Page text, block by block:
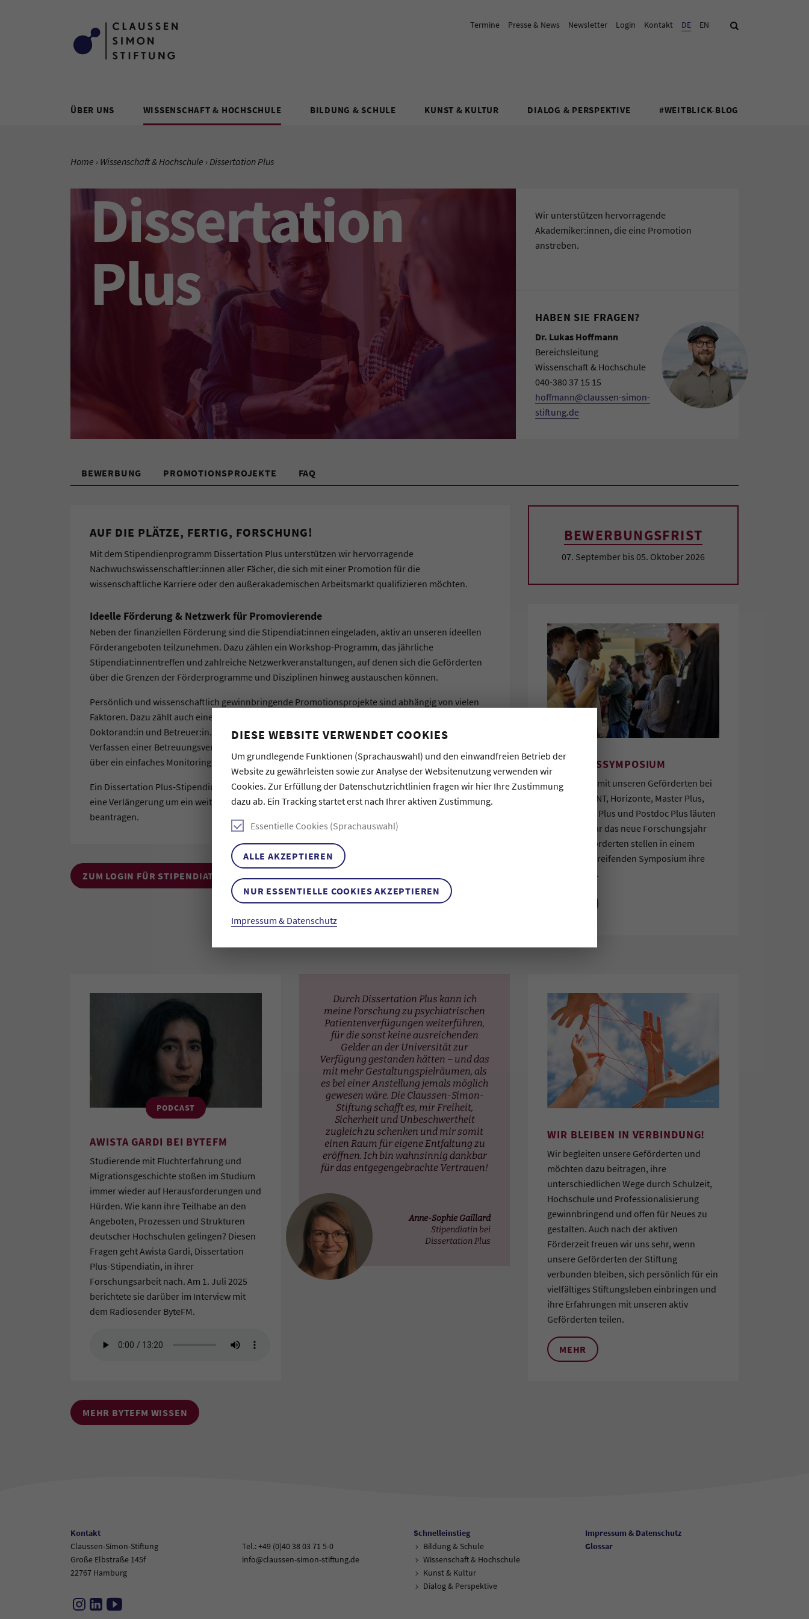
DIESE WEBSITE VERWENDET COOKIES
Um grundlegende Funktionen (Sprachauswahl) und den einwandfreien Betrieb der
Website zu gewährleisten sowie zur Analyse der Websitenutzung verwenden wir
Cookies. Zur Erfüllung der Datenschutzrichtlinien fragen wir hier Ihre Zustimmung
dazu ab. Ein Tracking startet erst nach Ihrer aktiven Zustimmung.
Essentielle Cookies (Sprachauswahl)
ALLE AKZEPTIEREN
NUR ESSENTIELLE COOKIES AKZEPTIEREN
Impressum & Datenschutz
Termine Presse & News Newsletter Login Kontakt Aktuelle Sprache:
DE EN Suche
ÜBER UNS WISSENSCHAFT & HOCHSCHULE BILDUNG & SCHULE KUNST & KULTUR DIALOG & PERSPEKTIVE #WEITBLICK-BLOG
SIE BEFINDEN SICH HIER:
Home Wissenschaft & Hochschule Aktuelle Seite:
Dissertation Plus
Dissertation
Plus
Wir unterstützen hervorragende
Akademiker:innen, die eine Promotion
anstreben.
HABEN SIE FRAGEN?
Dr. Lukas Hoffmann
Bereichsleitung
Wissenschaft & Hochschule
040-380 37 15 15
hoffmann@claussen-simon-
stiftung.de
BEWERBUNG PROMOTIONSPROJEKTE FAQ
AUF DIE PLÄTZE, FERTIG, FORSCHUNG!
Mit dem Stipendienprogramm Dissertation Plus unterstützen wir hervorragende
Nachwuchswissenschaftler:innen aller Fächer, die sich mit einer Promotion für die
wissenschaftliche Karriere oder den außerakademischen Arbeitsmarkt qualifizieren möchten.
Ideelle Förderung & Netzwerk für Promovierende
Neben der finanziellen Förderung sind die Stipendiat:innen eingeladen, aktiv an unseren ideellen
Förderangeboten teilzunehmen. Dazu zählen ein Workshop-Programm, das jährliche
Stipendiat:innentreffen und zahlreiche Netzwerkveranstaltungen, auf denen sich die Geförderten
über die Grenzen der Förderprogramme und Disziplinen hinweg austauschen können.
Persönlich und wissenschaftlich gewinnbringende Promotionsprojekte sind abhängig von vielen
Faktoren. Dazu zählt auch eine gute, dialogorientierte und engagiert gelebte Beziehung zwischen
Doktorand:in und Betreuer:in. Wir bieten den Beteiligten daher einen festen Rahmen für das
Verfassen einer Betreuungsvereinbarung und ermöglichen ihnen, die Qualität der Zusammenarbeit
über ein einfaches Monitoring-System beiderseitig zu reflektieren.
Ein Dissertation Plus-Stipendium wird in der Regel für zwei Jahre gewährt. Die Geförderten können
eine Verlängerung um ein weiteres Jahr sechs Monate vor Ende des zweiten Förderjahres
beantragen.
ZUM LOGIN FÜR STIPENDIATEN:INNEN ZUR BEWERBUNG FAQ
BEWERBUNGSFRIST
07. September bis 05. Oktober 2026
NEUJAHRSSYMPOSIUM
Gemeinsam mit unseren Geförderten bei
B-First, B-MINT, Horizonte, Master Plus,
Dissertation Plus und Postdoc Plus läuten
wir im Januar das neue Forschungsjahr
ein. Die Geförderten stellen in einem
fächerübergreifenden Symposium ihre
Arbeiten vor.
PODCAST
AWISTA GARDI BEI BYTEFM
Studierende mit Fluchterfahrung und
Migrationsgeschichte stoßen im Studium
immer wieder auf Herausforderungen und
Hürden. Wie kann ihre Teilhabe an den
Angeboten, Prozessen und Strukturen
deutscher Hochschulen gelingen? Diesen
Fragen geht Awista Gardi, Dissertation
Plus-Stipendiatin, in ihrer
Forschungsarbeit nach. Am 1. Juli 2025
berichtete sie darüber im Interview mit
dem Radiosender ByteFM.
MEHR BYTEFM WISSEN
Durch Dissertation Plus kann ich
meine Forschung zu psychiatrischen
Patientenverfügungen weiterführen,
für die sonst keine ausreichenden
Gelder an der Universität zur
Verfügung gestanden hätten – und das
mit mehr Gestaltungspielräumen, als
es bei einer Anstellung jemals möglich
gewesen wäre. Die Claussen-Simon-
Stiftung schafft es, mir Freiheit,
Sicherheit und Unbeschwertheit
zugleich zu schenken und mir somit
einen Raum für eigene Entfaltung zu
eröffnen. Ich bin wahnsinnig dankbar
für das entgegengebrachte Vertrauen!
Anne-Sophie Gaillard
Stipendiatin bei
Dissertation Plus
WIR BLEIBEN IN VERBINDUNG!
Wir begleiten unsere Geförderten und
möchten dazu beitragen, ihre
unterschiedlichen Wege durch Schulzeit,
Hochschule und Professionalisierung
gewinnbringend und offen für Neues zu
gestalten. Auch nach der aktiven
Förderzeit freuen wir uns sehr, wenn
unsere Geförderten der Stiftung
verbunden bleiben, sich persönlich für ein
vielfältiges Stiftungsleben einbringen und
ihre Erfahrungen mit unseren aktiv
Geförderten teilen.
MEHR
Kontakt
Claussen-Simon-Stiftung
Große Elbstraße 145f
22767 Hamburg
Tel.: +49 (0)40 38 03 71 5-0
info@claussen-simon-stiftung.de
Schnelleinstieg
Bildung & Schule
Wissenschaft & Hochschule
Kunst & Kultur
Dialog & Perspektive
Impressum & Datenschutz
Glossar